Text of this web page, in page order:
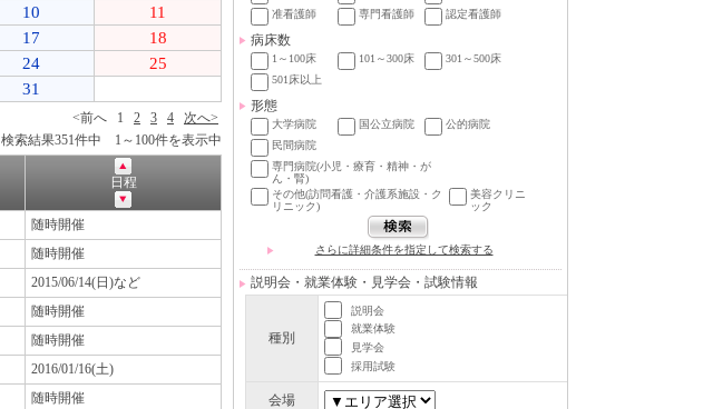
10
11
17
18
24
25
31
<前へ 1 2 3 4
次へ>
検索結果351件中 1～100件を表示中
日程
随時開催
随時開催
2015/06/14(日)など
随時開催
随時開催
2016/01/16(土)
随時開催
准看護師
専門看護師 認定看護師
病床数
1～100床 101～300床
301～500床
501床以上
形態
大学病院 国公立病院
公的病院
民間病院
専門病院(小児・療育・精神・が
ん・腎)
その他(訪問看護・介護系施設・ク
リニック)
美容クリニ
ック
さらに詳細条件を指定して検索する
説明会・就業体験・見学会・試験情報
種別
説明会
就業体験
見学会
採用試験
会場